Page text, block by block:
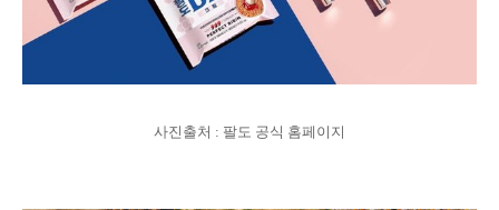
사진출처 : 팔도 공식 홈페이지